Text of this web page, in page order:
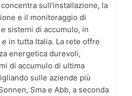
concentra sull’installazione, la
e il monitoraggio di
sistemi di accumulo, in
in tutta Italia. La rete offre
energetica durevoli,
di accumulo di ultima
sulle aziende più
Sma e Abb, a seconda